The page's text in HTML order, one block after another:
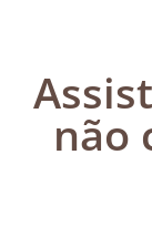
não